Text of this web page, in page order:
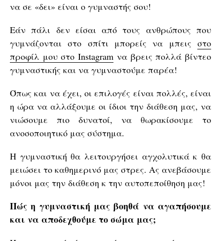
να σε «δει» είναι ο γυμναστής σου!
Εάν πάλι δεν είσαι από τους ανθρώπους που
γυμνάζονται στο σπίτι μπορείς να μπεις στο
προφίλ μου στο Instagram να βρεις πολλά βίντεο
γυμναστικής και να γυμναστούμε παρέα!
Όπως και να έχει, οι επιλογές είναι πολλές, είναι
η ώρα να αλλάξουμε οι ίδιοι την διάθεση μας, να
νιώσουμε πιο δυνατοί, να θωρακίσουμε το
ανοσοποιητικό μας σύστημα.
Η γυμναστική θα λειτουργήσει αγχολυτικά κ θα
μειώσει το καθημερινό μας στρες. Ας ανεβάσουμε
μόνοι μας την διάθεση κ την αυτοπεποίθηση μας!
Πώς η γυμναστική μας βοηθά να αγαπήσουμε
και να αποδεχθούμε το σώμα μας;